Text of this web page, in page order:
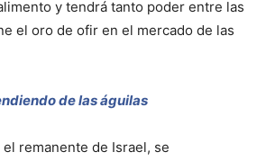
y tendrá tanto poder entre las
el oro de ofir en el mercado de las
de las águilas
remanente de Israel, se